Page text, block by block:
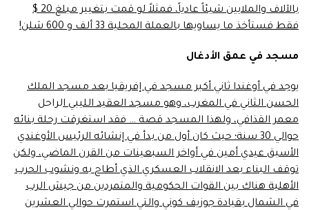
بالآلاف والملايين شيئاً عادياً، فمثلاً لو قمت بتغيير مبلغ 20 $
فقط فستأخذ ما يساويها بالعملة المحلية 33 ألف و 600 شلن!
مسجد في عمق الأدغال
يوجد في أوغندا ثاني أكبر مسجد في إفريقيا بعد مسجد الملك
الحسن الثاني في المغرب، وهو مسجد العقيد الليبي الراحل
معمر القذافي، ولهذا المسجد قصة … فقد استغرقت رحلة بنائه
حوالي 30 سنة؛ حيث كان أول من بدأ في إنشائه الرئيس الأوغندي
الأسبق عيدي أمين في أواخر السبعينات من القرن الماضي، ولكن
توقف البناء بعد الانقلاب العسكري الذي أطاح به ونشوب الحرب
الأهلية هناك بين القوات الحكومية والمتمردين من جيش الرب
في الشمال بقيادة جوزيف كوني والتي استمرت حوالي العشرين